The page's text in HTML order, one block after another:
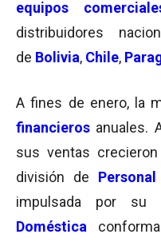
equipos
distribuidores
de Bolivia, Chile,
A fines de enero, la
financieros anuales.
sus ventas
división de
impulsada por su
Doméstica